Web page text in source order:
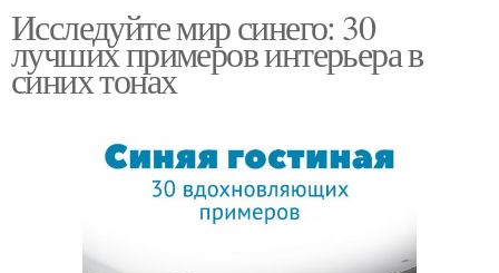
Исследуйте мир синего: 30
лучших примеров интерьера в
синих тонах